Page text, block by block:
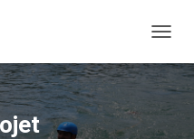
É
P
I
E